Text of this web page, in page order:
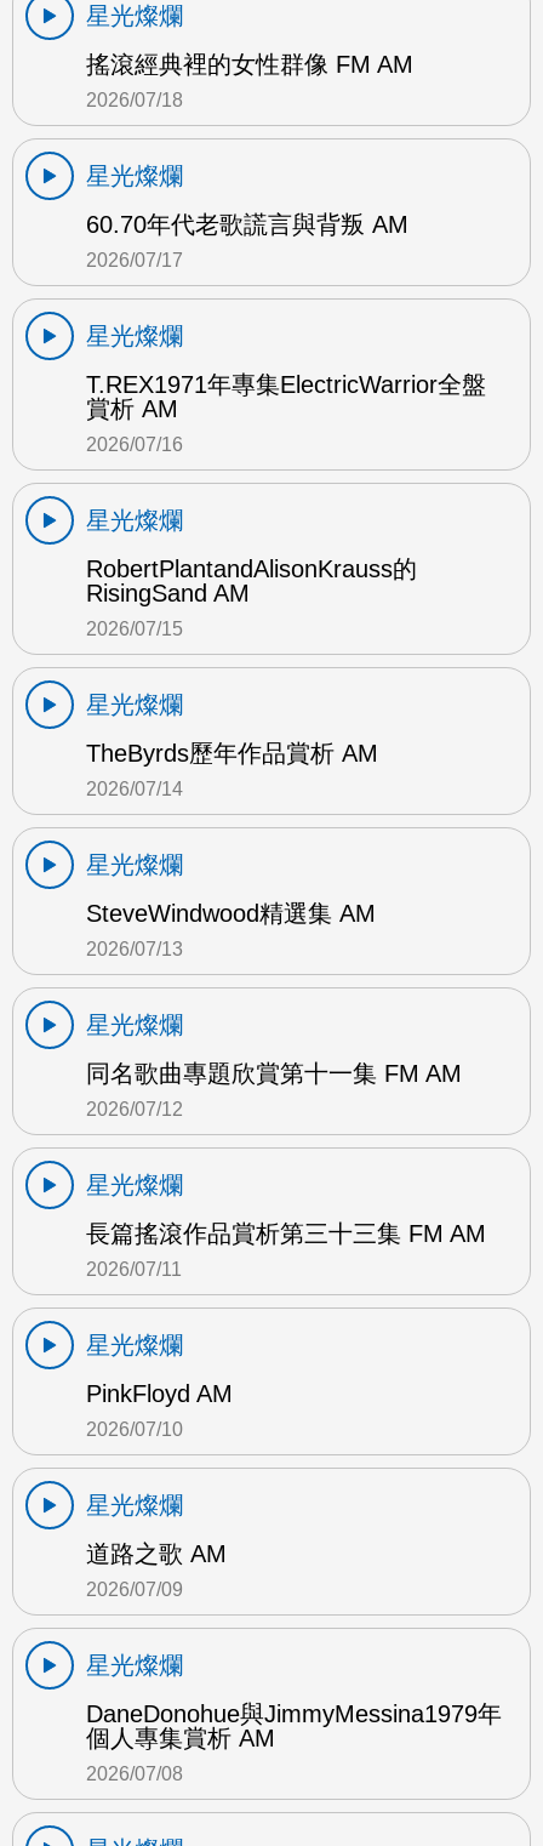
星光燦爛
搖滾經典裡的女性群像 FM AM
2026/07/18
星光燦爛
60.70年代老歌謊言與背叛 AM
2026/07/17
星光燦爛
T.REX1971年專集ElectricWarrior全盤
賞析 AM
2026/07/16
星光燦爛
RobertPlantandAlisonKrauss的
RisingSand AM
2026/07/15
星光燦爛
TheByrds歷年作品賞析 AM
2026/07/14
星光燦爛
SteveWindwood精選集 AM
2026/07/13
星光燦爛
同名歌曲專題欣賞第十一集 FM AM
2026/07/12
星光燦爛
長篇搖滾作品賞析第三十三集 FM AM
2026/07/11
星光燦爛
PinkFloyd AM
2026/07/10
星光燦爛
道路之歌 AM
2026/07/09
星光燦爛
DaneDonohue與JimmyMessina1979年
個人專集賞析 AM
2026/07/08